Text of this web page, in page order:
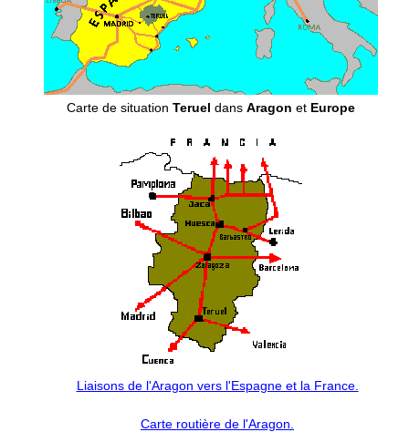
Carte de situation Teruel dans Aragon et Europe
Liaisons de l'Aragon vers l'Espagne et la France.
Carte routière de l'Aragon.